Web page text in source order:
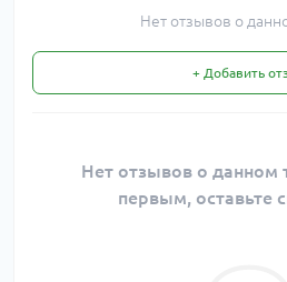
Нет отзывов о
+ Добавить
Нет отзывов о данном
первым, оставьте